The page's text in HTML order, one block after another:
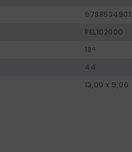
REL102000
18ª
44
13,00 x 9,00